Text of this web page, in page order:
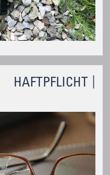
HAFTPFLICHT